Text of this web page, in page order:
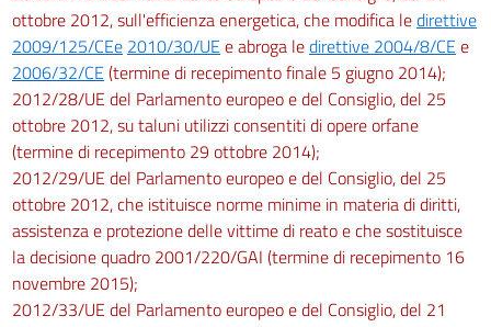
ottobre 2012, sull'efficienza energetica, che modifica ledirettive
2009/125/CEe 2010/30/UE e abroga ledirettive 2004/8/CE e
2006/32/CE (termine di recepimento finale 5 giugno 2014);
2012/28/UE del Parlamento europeo e del Consiglio, del 25
ottobre 2012, su taluni utilizzi consentiti di opere orfane
(termine di recepimento 29 ottobre 2014);
2012/29/UE del Parlamento europeo e del Consiglio, del 25
ottobre 2012, che istituisce norme minime in materia di diritti,
assistenza e protezione delle vittime di reato e che sostituisce
la decisione quadro 2001/220/GAI (termine di recepimento 16
novembre 2015);
2012/33/UE del Parlamento europeo e del Consiglio, del 21